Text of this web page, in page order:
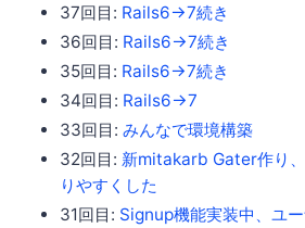
37回目: Rails6->7続き
36回目: Rails6->7続き
35回目: Rails6->7続き
34回目: Rails6->7
33回目: みんなで環境構築
32回目: 新mitakarb Gater作り
りやすくした
31回目: Signup機能実装中、ユ